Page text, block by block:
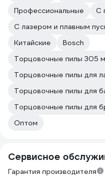
Профессиональные
С
С лазером и плавным
Китайские
Bosch
Торцовочные пилы 305
Торцовочные пилы для
Торцовочные пилы для
Торцовочные пилы для
Оптом
Сервисное
Гарантия производителя